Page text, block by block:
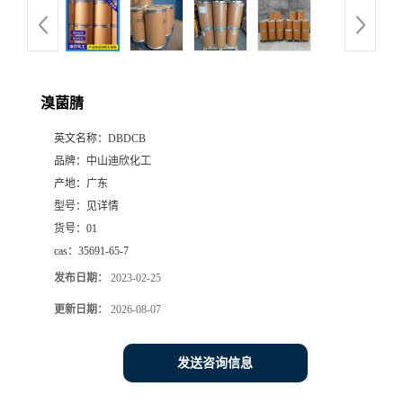
厅溴菌腈
英文名称： DBDCB
品牌： 中山迪欣化工
产地： 广东
型号：
见详情
货号： 01
cas： 35691-65-7
发布日期： 2023-02-25
更新日期： 2026-08-07
发送咨询信息